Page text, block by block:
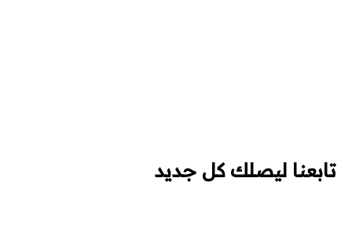
تابعنا ليصلك كل جديد